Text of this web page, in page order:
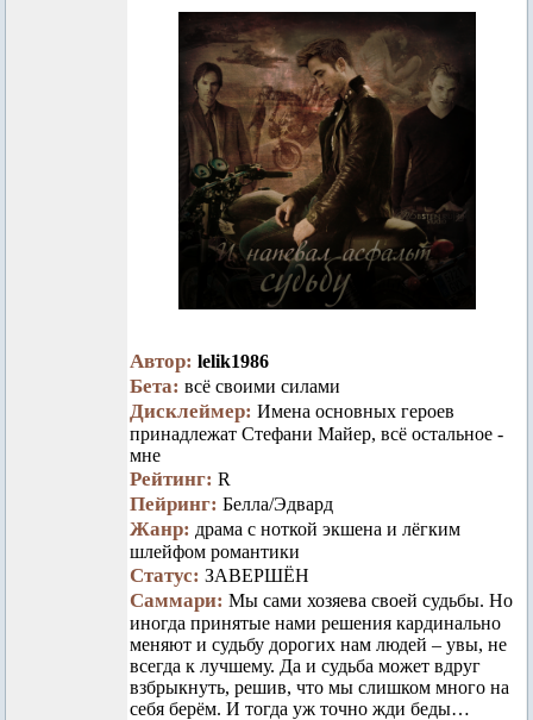
Автор: lelik1986
Бета: всё своими силами
Дисклеймер: Имена основных героев
принадлежат Стефани Майер, всё остальное -
мне
Рейтинг: R
Пейринг: Белла/Эдвард
Жанр: драма с ноткой экшена и лёгким
шлейфом романтики
Статус: ЗАВЕРШЁН
Саммари: Мы сами хозяева своей судьбы. Но
иногда принятые нами решения кардинально
меняют и судьбу дорогих нам людей – увы, не
всегда к лучшему. Да и судьба может вдруг
взбрыкнуть, решив, что мы слишком много на
себя берём. И тогда уж точно жди беды…